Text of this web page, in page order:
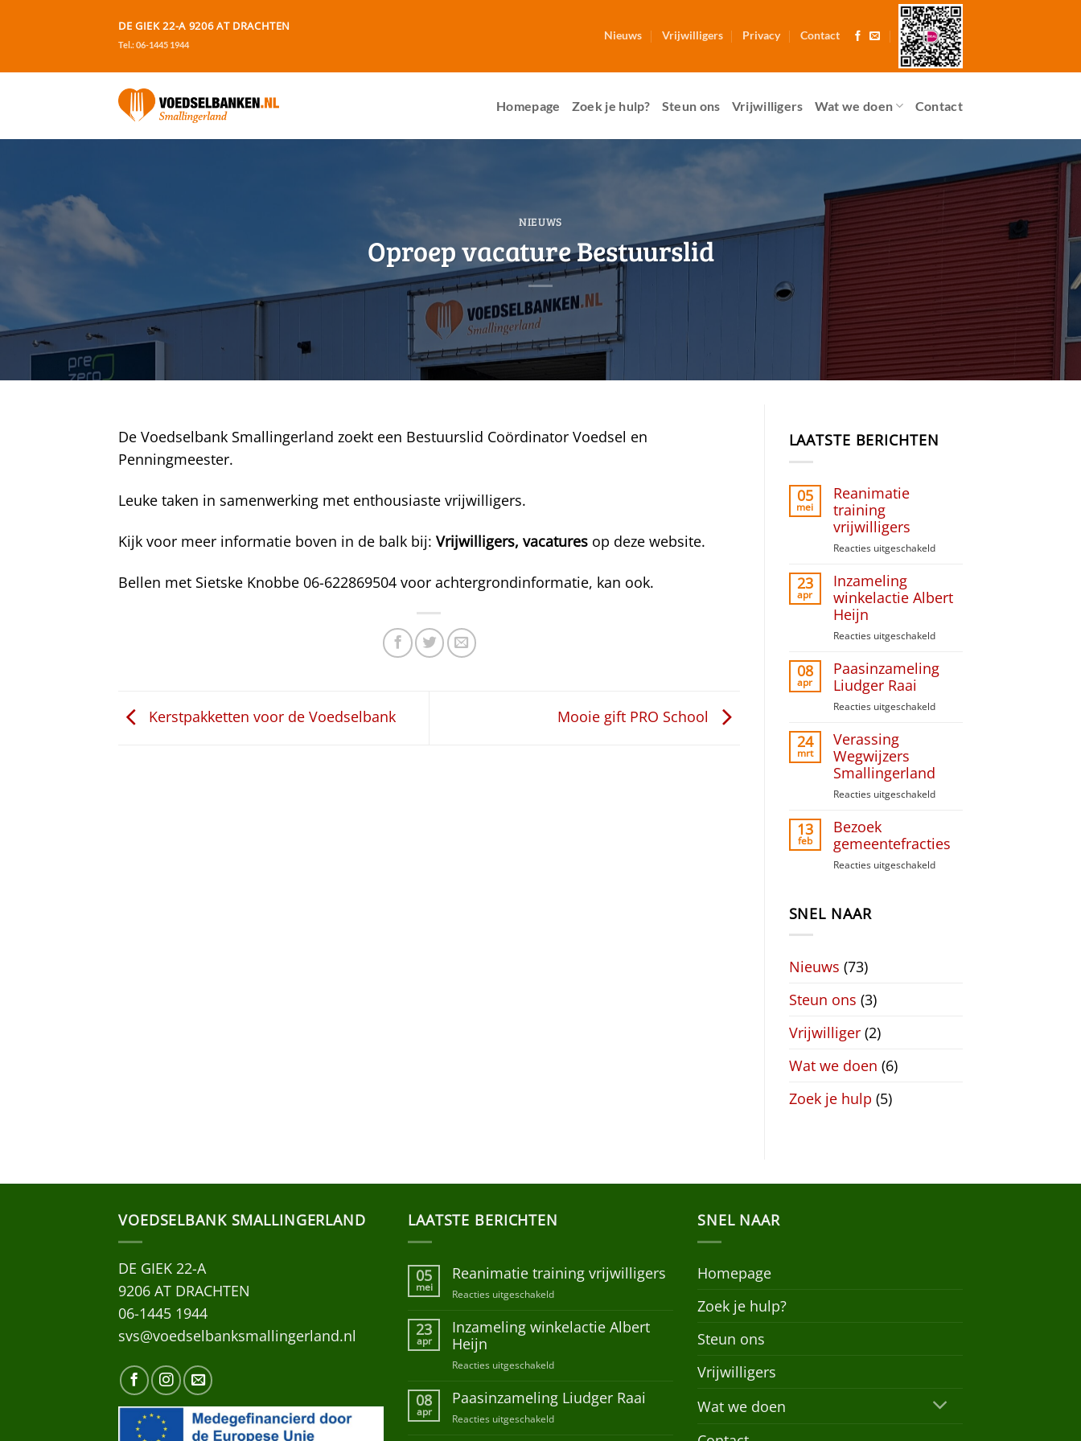
DE GIEK 22-A 9206 AT DRACHTEN
Tel.: 06-1445 1944
Nieuws Vrijwilligers Privacy Contact
Homepage Zoek je hulp? Steun ons Vrijwilligers Wat we doen Contact
NIEUWS
Oproep vacature Bestuurslid
De Voedselbank Smallingerland zoekt een Bestuurslid Coördinator Voedsel en
Penningmeester.
Leuke taken in samenwerking met enthousiaste vrijwilligers.
Kijk voor meer informatie boven in de balk bij: Vrijwilligers, vacatures op deze website.
Bellen met Sietske Knobbe 06-622869504 voor achtergrondinformatie, kan ook.
Kerstpakketten voor de Voedselbank Mooie gift PRO School
LAATSTE BERICHTEN
05
mei
Reanimatie
training
vrijwilligers
Reacties uitgeschakeldvoor
vrijwilligers
23
apr
Inzameling
winkelactie Albert
Heijn
Reacties uitgeschakeldvoor
winkelactie
Albert
08
apr
Paasinzameling
Liudger Raai
Reacties uitgeschakeldvoor
24
mrt
Verassing
Wegwijzers
Smallingerland
Reacties uitgeschakeldvoor
Smallingerland
13
feb
Bezoek
gemeentefracties
Reacties uitgeschakeldvoor
SNEL NAAR
Nieuws (73)
Steun ons (3)
Vrijwilliger(2)
Wat we doen (6)
Zoek je hulp (5)
VOEDSELBANK SMALLINGERLAND
DE GIEK 22-A
9206 AT DRACHTEN
06-1445 1944
svs@voedselbanksmallingerland.nl
LAATSTE BERICHTEN
05
mei
Reanimatie training vrijwilligers
Reacties uitgeschakeld
training
23
apr
Inzameling winkelactie Albert
Heijn
Reacties uitgeschakeld
winkelactie
Albert
08
apr
Paasinzameling Liudger Raai
Reacties uitgeschakeld
SNEL NAAR
Homepage
Zoek je hulp?
Steun ons
Vrijwilligers
Wat we doen